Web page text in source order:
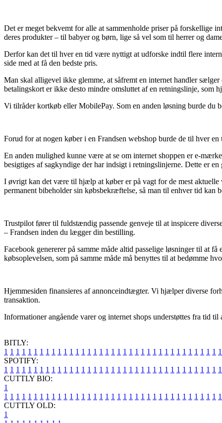
Det er meget bekvemt for alle at sammenholde priser på forskellige
deres produkter – til babyer og børn, lige så vel som til herrer og
Derfor kan det til hver en tid være nyttigt at udforske indtil flere
side med at få den bedste pris.
Man skal alligevel ikke glemme, at såfremt en internet handler
betalingskort er ikke desto mindre omsluttet af en retningslinje,
Vi tilråder kortkøb eller MobilePay. Som en anden løsning burde du
Forud for at nogen køber i en Frandsen webshop burde de til hver
En anden mulighed kunne være at se om internet shoppen er e-
besigtiges af sagkyndige der har indsigt i retningslinjerne. Dette er
I øvrigt kan det være til hjælp at køber er på vagt for de mest
permanent bibeholder sin købsbekræftelse, så man til enhver tid
Trustpilot fører til fuldstændig passende genveje til at inspicere
– Frandsen inden du lægger din bestilling.
Facebook genererer på samme måde altid passelige løsninger til at
købsoplevelsen, som på samme måde må benyttes til at bedømme
Hjemmesiden finansieres af annonceindtægter. Vi hjælper diverse
transaktion.
Informationer angående varer og internet shops understøttes fra tid
BITLY:
1 1 1 1 1 1 1 1 1 1 1 1 1 1 1 1 1 1 1 1 1 1 1 1 1 1 1 1 1 1 1 1 1 1 1 1 1
SPOTIFY:
1 1 1 1 1 1 1 1 1 1 1 1 1 1 1 1 1 1 1 1 1 1 1 1 1 1 1 1 1 1 1 1 1 1 1 1 1
CUTTLY BIO:
1
1 1 1 1 1 1 1 1 1 1 1 1 1 1 1 1 1 1 1 1 1 1 1 1 1 1 1 1 1 1 1 1 1 1 1 1 1
CUTTLY OLD:
1